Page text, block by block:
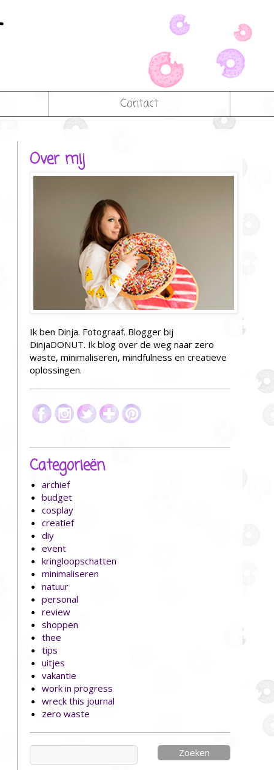
Contact
Over mij
Ik ben Dinja. Fotograaf. Blogger bij
DinjaDONUT. Ik blog over de weg naar zero
waste, minimaliseren, mindfulness en creatieve
oplossingen.
Categorieën
archief
budget
cosplay
creatief
diy
event
kringloopschatten
minimaliseren
natuur
personal
review
shoppen
thee
tips
uitjes
vakantie
work in progress
wreck this journal
zero waste
Zoeken
naar: